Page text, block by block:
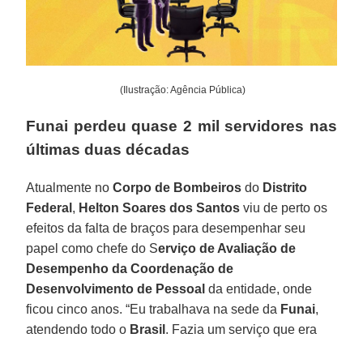
(Ilustração: Agência Pública)
Funai perdeu quase 2 mil servidores nas
últimas duas décadas
Atualmente noCorpo de Bombeiros do Distrito
Federal , Helton Soares dos Santos viu de perto os
efeitos da falta de braços para desempenhar seu
papel como chefe do Serviço de Avaliação de
Desempenho da Coordenação de
Desenvolvimento de Pessoal da entidade, onde
ficou cinco anos. “Eu trabalhava na sede da Funai,
atendendo todo o Brasil . Fazia um serviço que era